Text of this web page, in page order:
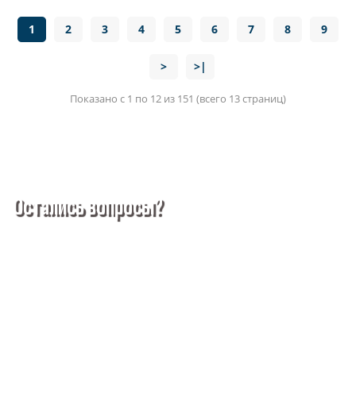
1 2 3 4 5 6 7 8 9
> >|
Показано с 1 по 12 из 151 (всего 13 страниц)
Остались вопросы?